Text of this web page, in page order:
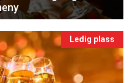
Ledig plass